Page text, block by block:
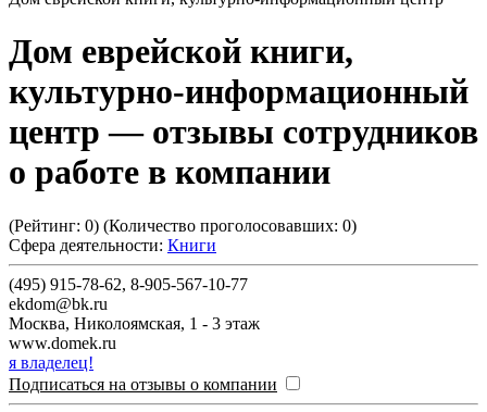
Дом еврейской книги,
культурно-информационный
центр — отзывы сотрудников
о работе в компании
(Рейтинг: 0) (Количество проголосовавших: 0)
Сфера деятельности: Книги
(495) 915-78-62, 8-905-567-10-77
ekdom@bk.ru
Москва, Николоямская, 1 - 3 этаж
www.domek.ru
я владелец!
Подписаться на отзывы о компании